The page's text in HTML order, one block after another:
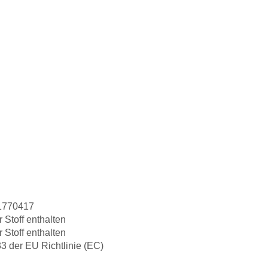
Stoff enthalten
Stoff enthalten
der EU Richtlinie (EC)